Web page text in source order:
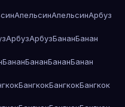
АпельсинАпельсинАрбуз
АрбузАрбузБананБанан
БананБананБананБанан
БангкокБангкокБангкок